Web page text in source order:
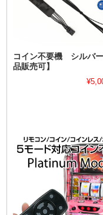
コイン不要機 シルバ
品販売可】